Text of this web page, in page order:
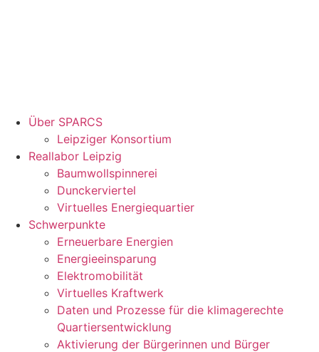
Über SPARCS
Leipziger Konsortium
Reallabor Leipzig
Baumwollspinnerei
Dunckerviertel
Virtuelles Energiequartier
Schwerpunkte
Erneuerbare Energien
Energieeinsparung
Elektromobilität
Virtuelles Kraftwerk
Daten und Prozesse für die klimagerechte
Quartiersentwicklung
Aktivierung der Bürgerinnen und Bürger